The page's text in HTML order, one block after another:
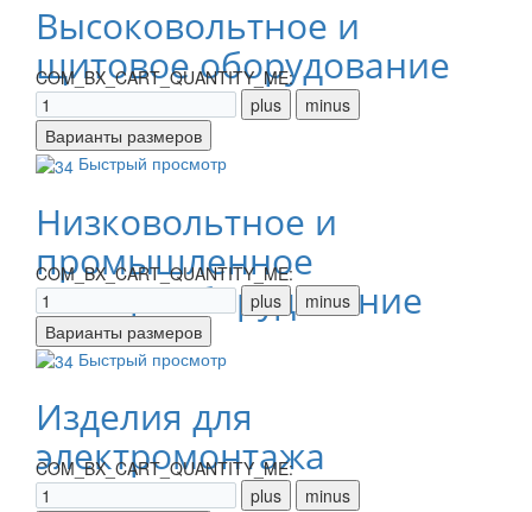
Высоковольтное и
щитовое оборудование
COM_BX_CART_QUANTITY_ME:
Быстрый просмотр
Низковольтное и
промышленное
электрооборудование
COM_BX_CART_QUANTITY_ME:
Быстрый просмотр
Изделия для
электромонтажа
COM_BX_CART_QUANTITY_ME: